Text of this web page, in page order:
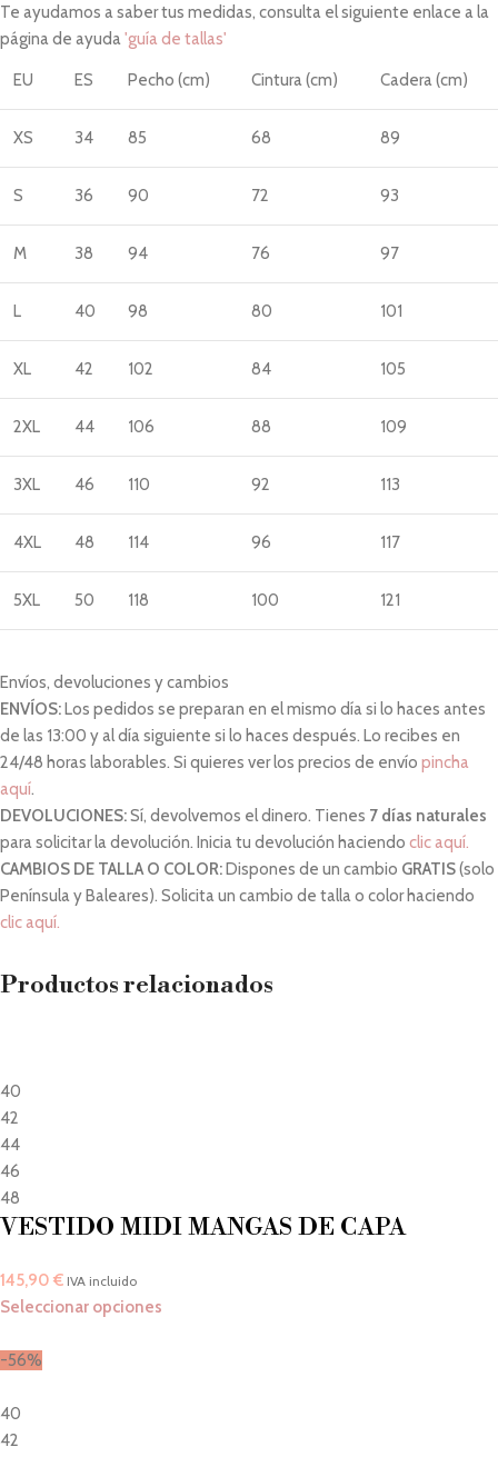
Te ayudamos a saber tus medidas, consulta el siguiente enlace a la
página de ayuda'guía de tallas'
EU ES Pecho (cm) Cintura (cm) Cadera (cm)
XS 34 85 68 89
S 36 90 72 93
M 38 94 76 97
L 40 98 80 101
XL 42 102 84 105
2XL 44 106 88 109
3XL 46 110 92 113
4XL 48 114 96 117
5XL 50 118 100 121
Envíos, devoluciones y cambios
ENVÍOS:Los pedidos se preparan en el mismo día si lo haces antes
de las 13:00 y al día siguiente si lo haces después. Lo recibes en
24/48 horas laborables. Si quieres ver los precios de envío pincha
aquí.
DEVOLUCIONES:Sí, devolvemos el dinero. Tienes 7 días naturales
para solicitar la devolución. Inicia tu devolución haciendo clic aquí.
CAMBIOS DE TALLA O COLOR:Dispones de un cambio GRATIS(solo
Península y Baleares). Solicita un cambio de talla o color haciendo
clic aquí.
Productos relacionados
40
42
44
46
48
VESTIDO MIDI MANGAS DE CAPA
145,90 € IVA incluido
Seleccionar opciones
-56%
40
42